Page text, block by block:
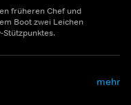
früheren Chef und
Boot zwei Leichen
Stützpunktes.
mehr